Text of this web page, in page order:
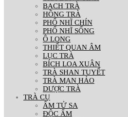
BẠCH TRÀ
HỒNG TRÀ
PHỔ NHĨ CHÍN
PHỔ NHĨ SỐNG
Ô LONG
THIẾT QUAN ÂM
LỤC TRÀ
BÍCH LOA XUÂN
TRÀ SHAN TUYẾT
TRÀ MẠN HẢO
DƯỢC TRÀ
TRÀ CỤ
ẤM TỬ SA
ĐỘC ẨM